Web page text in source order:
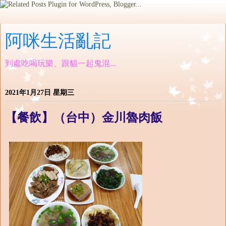
阿咪生活亂記
到處吃喝玩樂、跟貓一起鬼混...
2021年1月27日 星期三
【餐飲】（台中）金川魯肉飯